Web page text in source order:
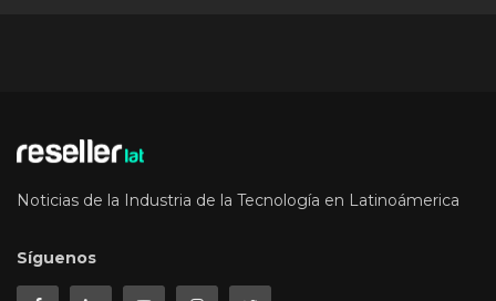
Noticias de la Industria de la Tecnología en Latinoámerica
Síguenos